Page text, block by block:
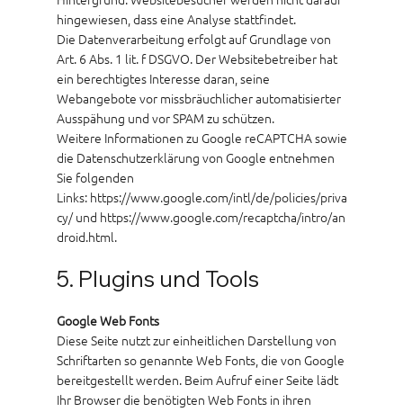
hingewiesen, dass eine Analyse stattfindet.
Die Datenverarbeitung erfolgt auf Grundlage von
Art. 6 Abs. 1 lit. f DSGVO. Der Websitebetreiber hat
ein berechtigtes Interesse daran, seine
Webangebote vor missbräuchlicher automatisierter
Ausspähung und vor SPAM zu schützen.
Weitere Informationen zu Google reCAPTCHA sowie
die Datenschutzerklärung von Google entnehmen
Sie folgenden
Links: https://www.google.com/intl/de/policies/priva
cy/ und https://www.google.com/recaptcha/intro/an
droid.html.
5. Plugins und Tools
Google Web Fonts
Diese Seite nutzt zur einheitlichen Darstellung von
Schriftarten so genannte Web Fonts, die von Google
bereitgestellt werden. Beim Aufruf einer Seite lädt
Ihr Browser die benötigten Web Fonts in ihren